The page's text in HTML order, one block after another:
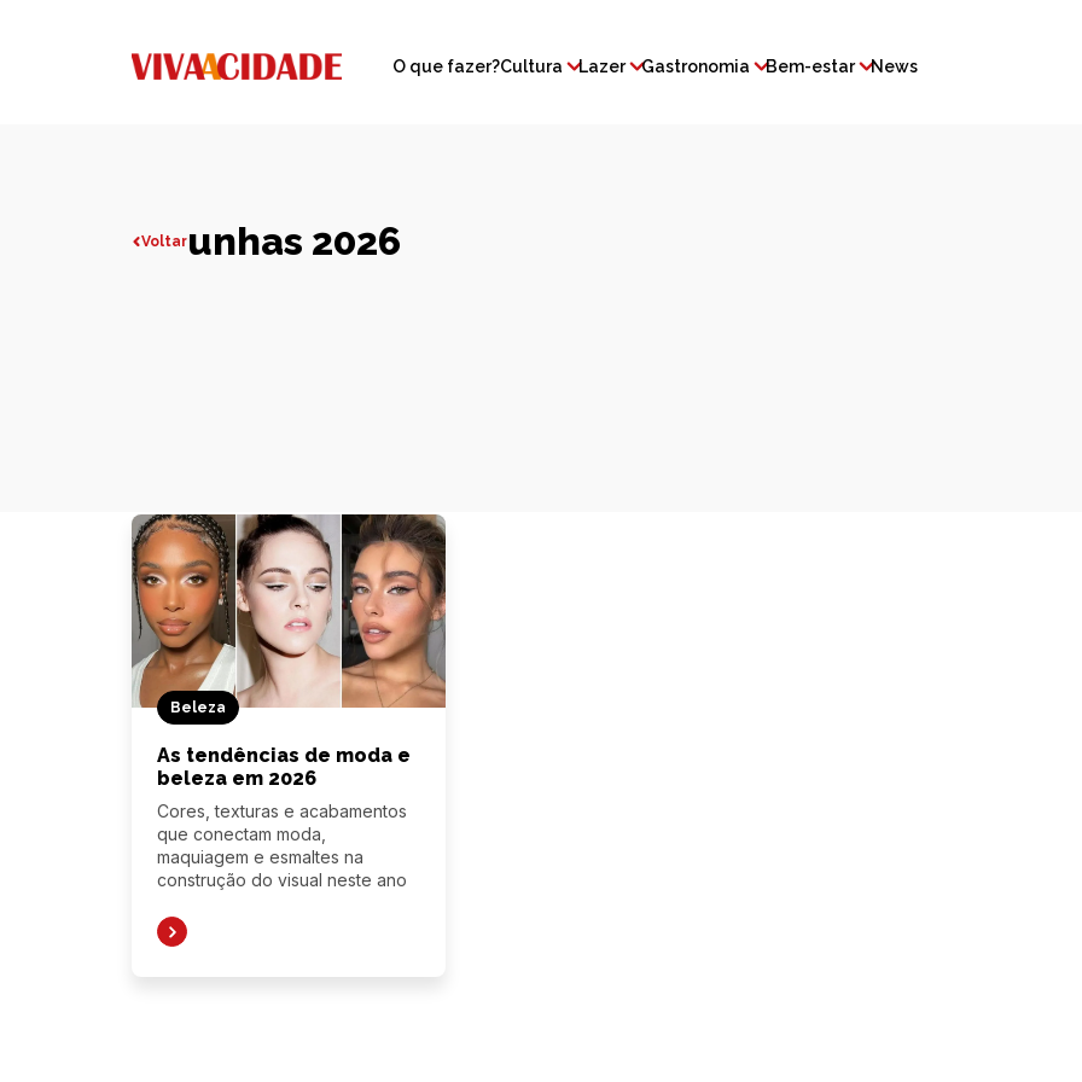
O que fazer?Cultura Lazer Gastronomia Bem-estar News
Voltarunhas 2026
Beleza
As tendências de moda e
beleza em 2026
Cores, texturas e acabamentos
que conectam moda,
maquiagem e esmaltes na
construção do visual neste ano